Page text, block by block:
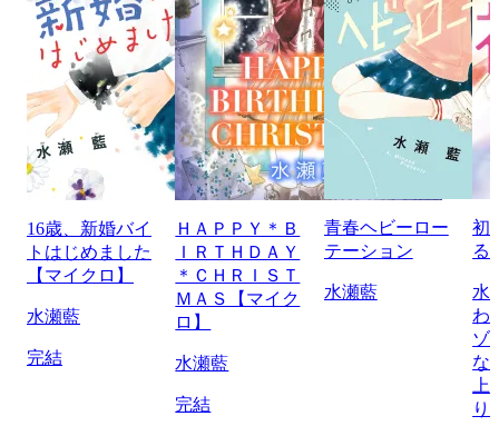
16歳、新婚バイ
トはじめました
【マイクロ】
水瀬藍
完結
ＨＡＰＰＹ＊Ｂ
ＩＲＴＨＤＡＹ
＊ＣＨＲＩＳＴ
ＭＡＳ【マイク
ロ】
水瀬藍
完結
青春ヘビーロー
テーション
水瀬藍
初
る
水
わ
ゾ
な
り